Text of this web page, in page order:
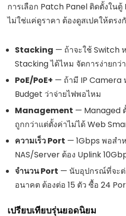
การเลือก Patch Panel ติดตั้งในตู้
ไม่ใช่แค่ดูราคา ต้องดูสเปคให้ตรง
Stacking — ถ้าจะใช้ Switch
Stacking ได้ไหม จัดการง่ายกว่า
PoE/PoE+ — ถ้ามี IP Camera
Budget ว่าจ่ายไฟพอไหม
Management — Managed
ถูกกว่าแต่ตั้งค่าไม่ได้ Web
ความเร็ว Port — 1Gbps พอสำ
NAS/Server ต้อง Uplink
จำนวน Port — นับอุปกรณ์ที่จะต่
อนาคต ต้องต่อ 15 ตัว ซื้อ 24
เปรียบเทียบรุ่นยอดนิยม